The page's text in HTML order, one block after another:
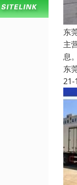
东
主
息
东
21-